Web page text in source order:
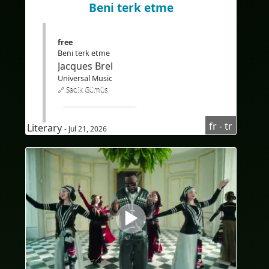
#Çeviri
#YapayZeka
#EdTech
Beni terk etme
free
Beni terk etme
Jacques Brel
Universal Music
🔗 Sadik Gümüs
#TürkçekonuşanlariçinFransızcakursu
#Fransızcadinlediğinianlama
#Audioenfrançais
#AudioFransızca
#sous-titresenturc
#altyazılarTürkçe
#Bilingue
#sous-titresbilingues
#Traduction
Literary - Jul 21, 2026 fr - tr